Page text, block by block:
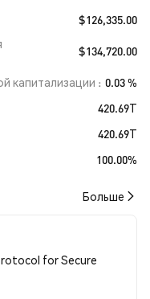
$126,335.00
$134,720.00
капитализации
0.03 %
420.69T
420.69T
100.00%
Больше
for Secure